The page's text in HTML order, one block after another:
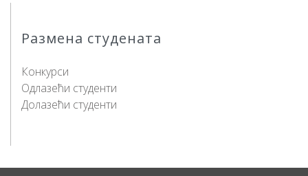
Размена студената
Конкурси
Одлазећи студенти
Долазећи студенти